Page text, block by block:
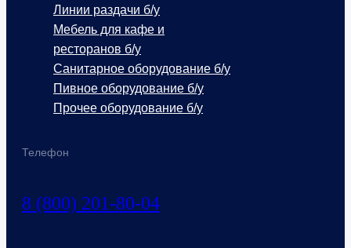
Телефон
8 (800) 201-80-04
Линии раздачи б/у
Мебель для кафе и
ресторанов б/у
Санитарное оборудование б/у
Пивное оборудование б/у
Прочее оборудование б/у